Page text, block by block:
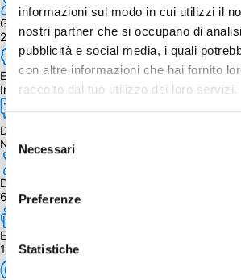
informazioni sul modo in cui utilizzi il
nostri partner che si occupano di
pubblicità e social media, i quali
con altre informazioni che hai fornito
raccolto dal tuo utilizzo dei loro servizi.
Selezione
del
consenso
Necessari
Preferenze
Statistiche
Giocatori
2 - 6
Edizione
Inglese
Dipendenza dalla lingua
Nessuna. Disponibile regolamento in italiano
Durata
60 - 180 min.
Età
13+